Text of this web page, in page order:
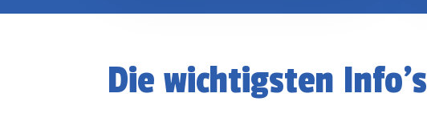
Die wichtigsten Info's